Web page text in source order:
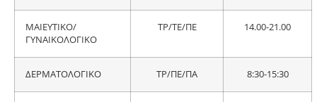
ΜΑΙΕΥΤΙΚΟ/
ΓΥΝΑΙΚΟΛΟΓΙΚΟ
ΤΡ/ΤΕ/ΠΕ 14.00-21.00
ΔΕΡΜΑΤΟΛΟΓΙΚΟ ΤΡ/ΠΕ/ΠΑ 8:30-15:30